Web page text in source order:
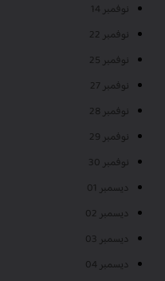
نوفمبر 14
نوفمبر 22
نوفمبر 25
نوفمبر 27
نوفمبر 28
نوفمبر 29
نوفمبر 30
ديسمبر 01
ديسمبر 02
ديسمبر 03
ديسمبر 04